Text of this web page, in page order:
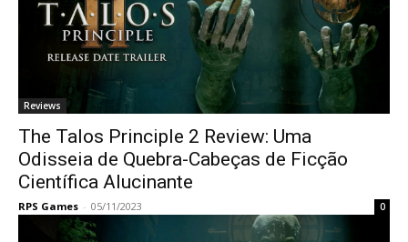
Reviews
The Talos Principle 2 Review: Uma
Odisseia de Quebra-Cabeças de Ficção
Científica Alucinante
RPS Games - 05/11/2023 0